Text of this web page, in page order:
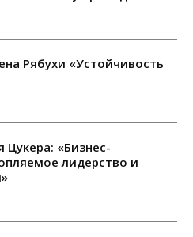
Рябухи «Устойчивость
Цукера: «Бизнес-
лидерство и